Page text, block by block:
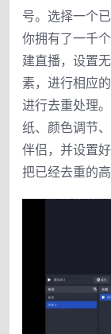
号。选择一个
你拥有了一千
建直播，设置
素，进行相应
进行去重处理
纸、颜色调节
伴侣，并设置
把已经去重的